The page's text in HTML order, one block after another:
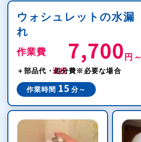
ウォシュレットの水漏
れ
作業費 7,700 円～
＋部品代・処分費※必要な場合
作業時間 15 分～